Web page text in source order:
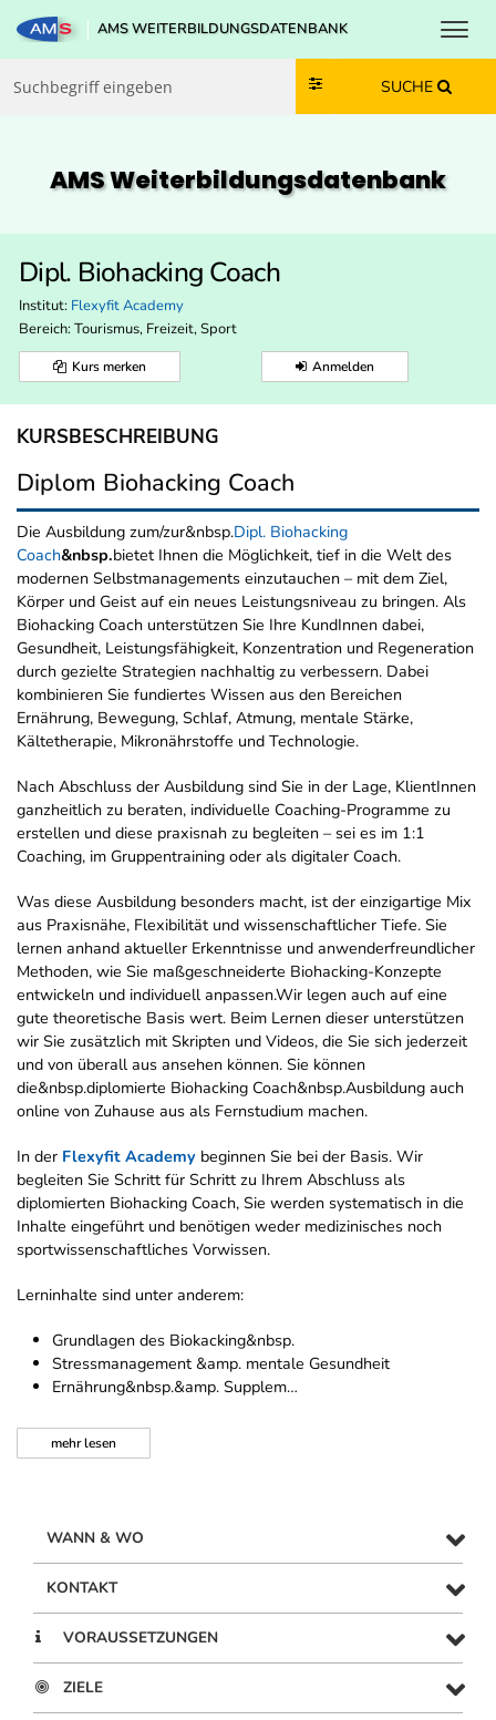
Zum Inhalt springen
Zum Navmenü springen
Zur Suche springen
Zur Footer springen
AMS WEITERBILDUNGSDATENBANK
SUCHE
AMS Weiterbildungs­datenbank
Dipl. Biohacking Coach
Institut: Flexyfit Academy
Bereich: Tourismus, Freizeit, Sport
Kurs merken Anmelden
KURSBESCHREIBUNG
Diplom Biohacking Coach
Die Ausbildung zum/zur&nbsp.Dipl. Biohacking
Coach&nbsp.bietet Ihnen die Möglichkeit, tief in die Welt des
modernen Selbstmanagements einzutauchen – mit dem Ziel,
Körper und Geist auf ein neues Leistungsniveau zu bringen. Als
Biohacking Coach unterstützen Sie Ihre KundInnen dabei,
Gesundheit, Leistungsfähigkeit, Konzentration und Regeneration
durch gezielte Strategien nachhaltig zu verbessern. Dabei
kombinieren Sie fundiertes Wissen aus den Bereichen
Ernährung, Bewegung, Schlaf, Atmung, mentale Stärke,
Kältetherapie, Mikronährstoffe und Technologie.
Nach Abschluss der Ausbildung sind Sie in der Lage, KlientInnen
ganzheitlich zu beraten, individuelle Coaching-Programme zu
erstellen und diese praxisnah zu begleiten – sei es im 1:1
Coaching, im Gruppentraining oder als digitaler Coach.
Was diese Ausbildung besonders macht, ist der einzigartige Mix
aus Praxisnähe, Flexibilität und wissenschaftlicher Tiefe. Sie
lernen anhand aktueller Erkenntnisse und anwenderfreundlicher
Methoden, wie Sie maßgeschneiderte Biohacking-Konzepte
entwickeln und individuell anpassen.Wir legen auch auf eine
gute theoretische Basis wert. Beim Lernen dieser unterstützen
wir Sie zusätzlich mit Skripten und Videos, die Sie sich jederzeit
und von überall aus ansehen können. Sie können
die&nbsp.diplomierte Biohacking Coach&nbsp.Ausbildung auch
online von Zuhause aus als Fernstudium machen.
In der Flexyfit Academy beginnen Sie bei der Basis. Wir
begleiten Sie Schritt für Schritt zu Ihrem Abschluss als
diplomierten Biohacking Coach, Sie werden systematisch in die
Inhalte eingeführt und benötigen weder medizinisches noch
sportwissenschaftliches Vorwissen.
Lerninhalte sind unter anderem:
Grundlagen des Biokacking&nbsp.
Stressmanagement &amp. mentale Gesundheit
Ernährung&nbsp.&amp. Supplem…
mehrlesen
WANN & WO
KONTAKT
VORAUSSETZUNGEN
ZIELE